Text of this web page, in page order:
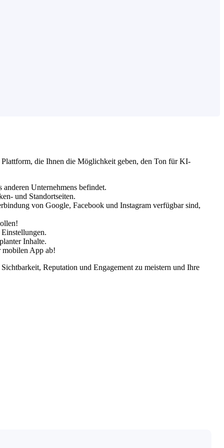
die Ihnen die Möglichkeit geben, den Ton für KI-
Unternehmens befindet.
und Standortseiten.
von Google, Facebook und Instagram verfügbar sind,
Inhalte.
mobilen App ab!
Reputation und Engagement zu meistern und Ihre